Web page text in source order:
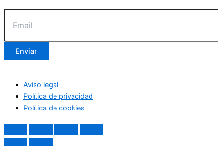
Enviar
Aviso legal
Política de privacidad
Política de cookies